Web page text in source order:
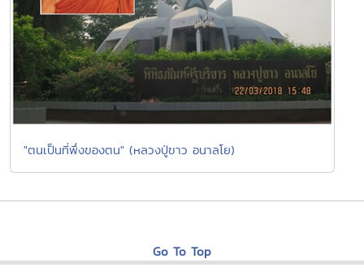
"ตนเป็นที่พึ่งของตน" (หลวงปู่ขาว อนาลโย)
Go To Top